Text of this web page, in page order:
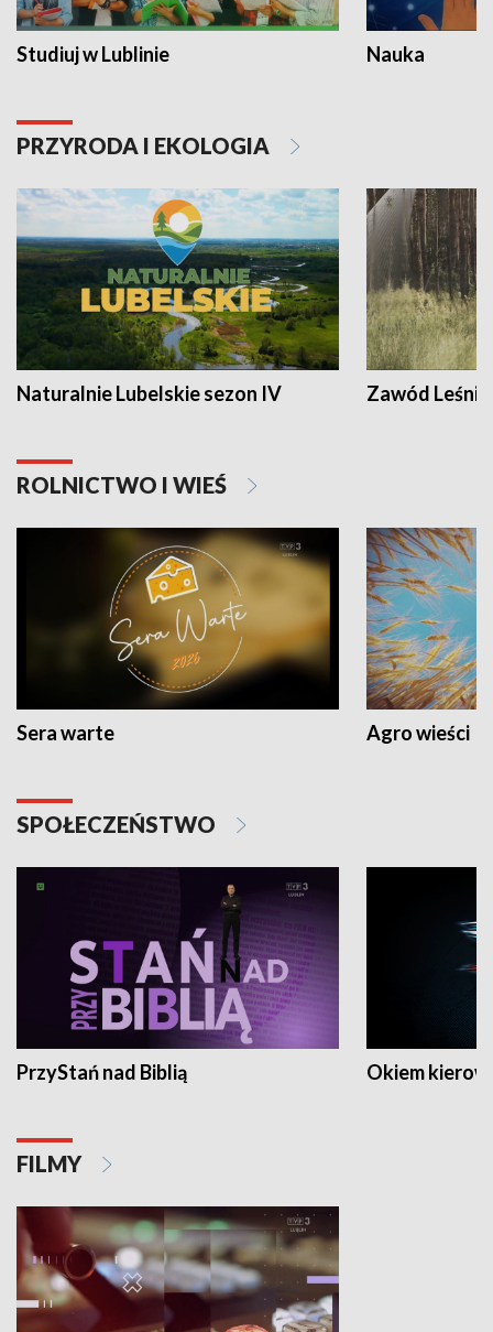
Studiuj w Lublinie Nauka
PRZYRODA I EKOLOGIA
Naturalnie Lubelskie sezon IV Zawód Leśnik
ROLNICTWO I WIEŚ
Sera warte Agro wieści
SPOŁECZEŃSTWO
PrzyStań nad Biblią Okiem
FILMY